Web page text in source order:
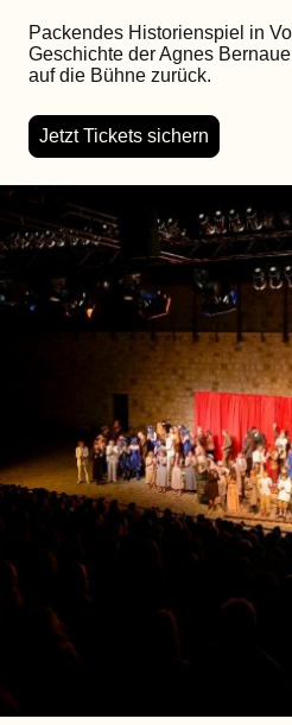
Packendes Historienspiel in
Geschichte der Agnes
auf die Bühne zurück.
Jetzt Tickets sichern